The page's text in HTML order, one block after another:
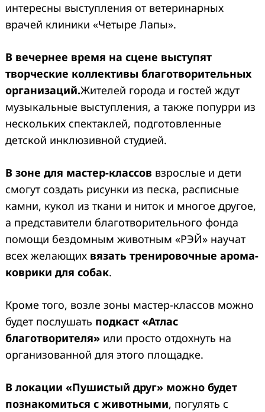
интересны выступления от ветеринарных
врачей клиники «Четыре Лапы».
В вечернее время на сцене выступят
творческие коллективы благотворительных
организаций.Жителей города и гостей ждут
музыкальные выступления, а также попурри из
нескольких спектаклей, подготовленные
детской инклюзивной студией.
В зоне для мастер-классов взрослые и дети
смогут создать рисунки из песка, расписные
камни, кукол из ткани и ниток и многое другое,
а представители благотворительного фонда
помощи бездомным животным «РЭЙ» научат
всех желающих вязать тренировочные арома-
коврики для собак.
Кроме того, возле зоны мастер-классов можно
будет послушать подкаст «Атлас
благотворителя» или просто отдохнуть на
организованной для этого площадке.
В локации «Пушистый друг» можно будет
познакомиться с животными, погулять с